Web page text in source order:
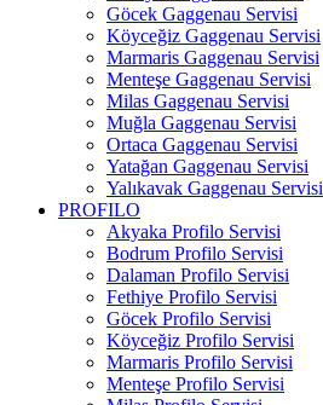
Göcek Gaggenau Servisi
Köyceğiz Gaggenau Servisi
Marmaris Gaggenau Servisi
Menteşe Gaggenau Servisi
Milas Gaggenau Servisi
Muğla Gaggenau Servisi
Ortaca Gaggenau Servisi
Yatağan Gaggenau Servisi
Yalıkavak Gaggenau Servisi
PROFILO
Akyaka Profilo Servisi
Bodrum Profilo Servisi
Dalaman Profilo Servisi
Fethiye Profilo Servisi
Göcek Profilo Servisi
Köyceğiz Profilo Servisi
Marmaris Profilo Servisi
Menteşe Profilo Servisi